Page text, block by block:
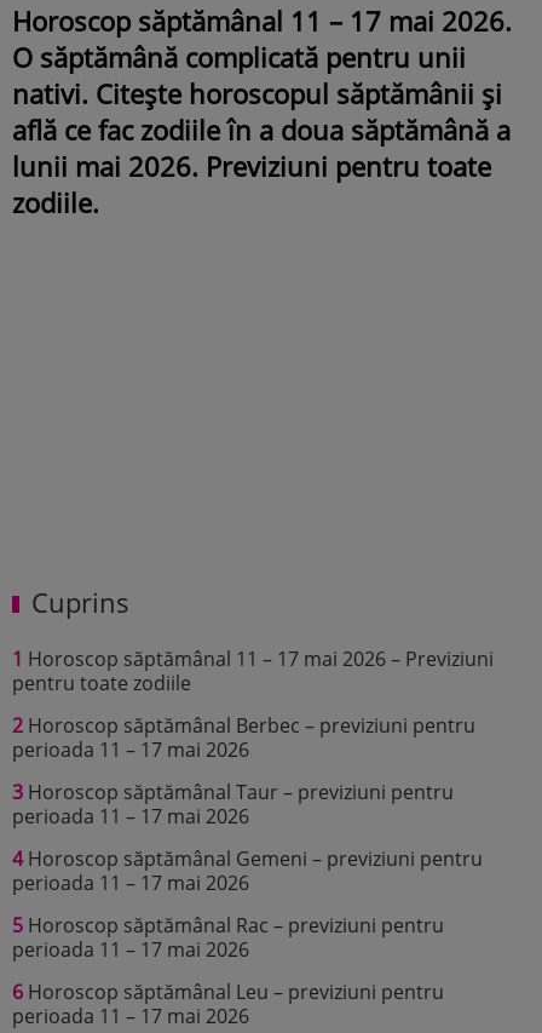
Horoscop săptămânal 11 – 17 mai 2026.
O săptămână complicată pentru unii
nativi. Citește horoscopul săptămânii și
află ce fac zodiile în a doua săptămână a
lunii mai 2026. Previziuni pentru toate
zodiile.
Cuprins
1 Horoscop săptămânal 11 – 17 mai 2026 – Previziuni
pentru toate zodiile
2 Horoscop săptămânal Berbec – previziuni pentru
perioada 11 – 17 mai 2026
3 Horoscop săptămânal Taur – previziuni pentru
perioada 11 – 17 mai 2026
4Horoscop săptămânal Gemeni – previziuni pentru
perioada 11 – 17 mai 2026
5 Horoscop săptămânal Rac – previziuni pentru
perioada 11 – 17 mai 2026
6 Horoscop săptămânal Leu – previziuni pentru
perioada 11 – 17 mai 2026